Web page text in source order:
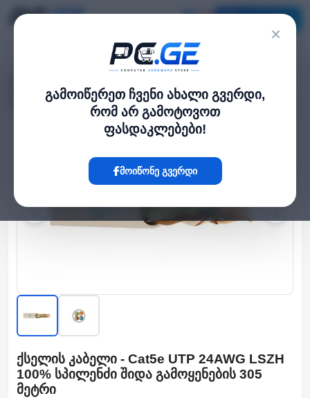
×
გამოიწერეთ ჩვენი ახალი გვერდი,
რომ არ გამოტოვოთ
ფასდაკლებები!
მოიწონე გვერდი
ქსელის კაბელი - Cat5e UTP 24AWG LSZH 100% სპილენძი შიდა
გამოყენების 305 მეტრი
‹ ›
ქსელის კაბელი - Cat5e UTP 24AWG LSZH
100% სპილენძი შიდა გამოყენების 305
მეტრი